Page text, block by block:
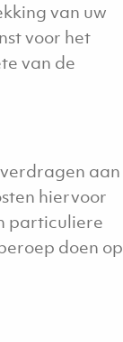
van uw
voor het
van de
aan
hiervoor
particuliere
doen op